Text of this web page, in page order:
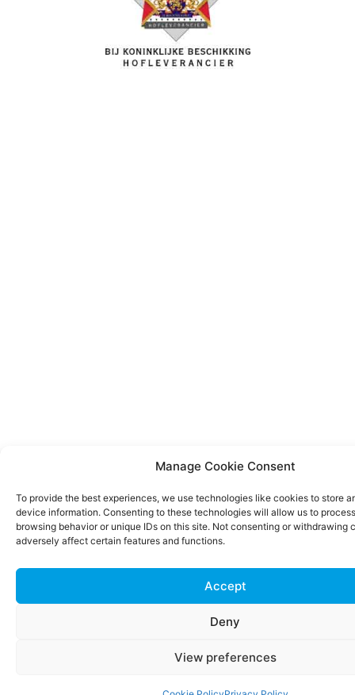
Manage Cookie Consent
To provide the best experiences, we use technologies like cookies to store
device information. Consenting to these technologies will allow us to
browsing behavior or unique IDs on this site. Not consenting or withdrawing
adversely affect certain features and functions.
Accept
Deny
View preferences